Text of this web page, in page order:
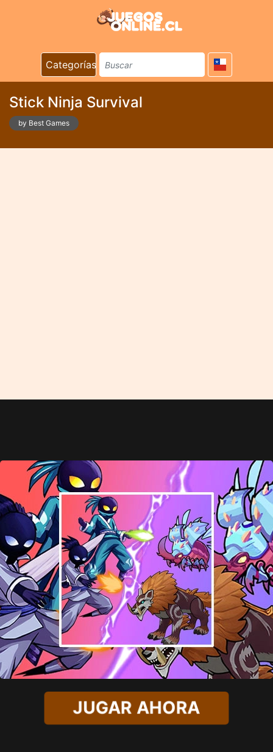
Categorías
Stick Ninja Survival
by Best Games
JUGAR AHORA